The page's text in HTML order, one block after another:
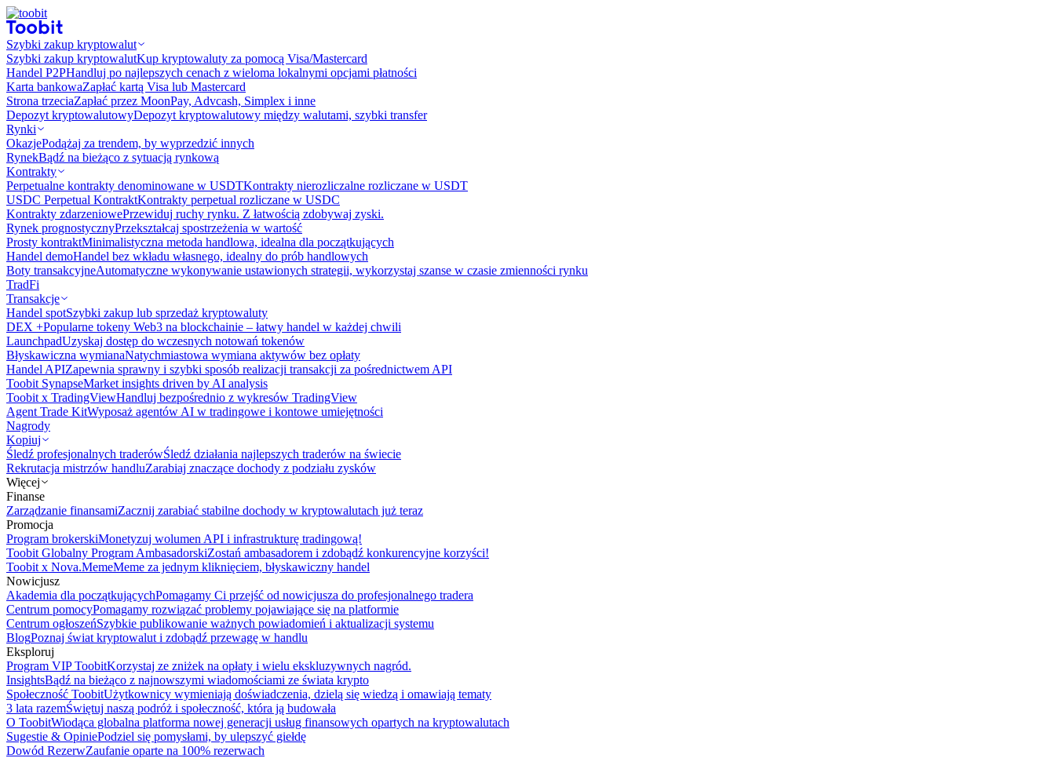
Szybki zakup kryptowalut
Szybki zakup kryptowalutKup kryptowaluty za pomocą Visa/Mastercard
Handel P2PHandluj po najlepszych cenach z wieloma lokalnymi opcjami płatności
Karta bankowaZapłać kartą Visa lub Mastercard
Strona trzeciaZapłać przez MoonPay, Advcash, Simplex i inne
Depozyt kryptowalutowyDepozyt kryptowalutowy między walutami, szybki transfer
Rynki
OkazjePodążaj za trendem, by wyprzedzić innych
RynekBądź na bieżąco z sytuacją rynkową
Kontrakty
Perpetualne kontrakty denominowane w USDTKontrakty nierozliczalne rozliczane w USDT
USDC Perpetual KontraktKontrakty perpetual rozliczane w USDC
Kontrakty zdarzeniowePrzewiduj ruchy rynku. Z łatwością zdobywaj zyski.
Rynek prognostyczny​​Przekształcaj spostrzeżenia w wartość
Prosty kontraktMinimalistyczna metoda handlowa, idealna dla początkujących
Handel demoHandel bez wkładu własnego, idealny do prób handlowych
Boty transakcyjneAutomatyczne wykonywanie ustawionych strategii, wykorzystaj szanse w czasie zmienności rynku
TradFi
Transakcje
Handel spotSzybki zakup lub sprzedaż kryptowaluty
DEX +Popularne tokeny Web3 na blockchainie – łatwy handel w każdej chwili
LaunchpadUzyskaj dostęp do wczesnych notowań tokenów
Błyskawiczna wymianaNatychmiastowa wymiana aktywów bez opłaty
Handel APIZapewnia sprawny i szybki sposób realizacji transakcji za pośrednictwem API
Toobit SynapseMarket insights driven by AI analysis
Toobit x TradingViewHandluj bezpośrednio z wykresów TradingView
Agent Trade KitWyposaż agentów AI w tradingowe i kontowe umiejętności
Nagrody
Kopiuj
Śledź profesjonalnych traderówŚledź działania najlepszych traderów na świecie
Rekrutacja mistrzów handluZarabiaj znaczące dochody z podziału zysków
Więcej
Finanse
Zarządzanie finansamiZacznij zarabiać stabilne dochody w kryptowalutach już teraz
Promocja
Program brokerskiMonetyzuj wolumen API i infrastrukturę tradingową!
Toobit Globalny Program AmbasadorskiZostań ambasadorem i zdobądź konkurencyjne korzyści!
Toobit x Nova.MemeMeme za jednym kliknięciem, błyskawiczny handel
Nowicjusz
Akademia dla początkującychPomagamy Ci przejść od nowicjusza do profesjonalnego tradera
Centrum pomocyPomagamy rozwiązać problemy pojawiające się na platformie
Centrum ogłoszeńSzybkie publikowanie ważnych powiadomień i aktualizacji systemu
BlogPoznaj świat kryptowalut i zdobądź przewagę w handlu
Eksploruj
Program VIP ToobitKorzystaj ze zniżek na opłaty i wielu ekskluzywnych nagród.
InsightsBądź na bieżąco z najnowszymi wiadomościami ze świata krypto
Społeczność ToobitUżytkownicy wymieniają doświadczenia, dzielą się wiedzą i omawiają tematy
3 lata razemŚwiętuj naszą podróż i społeczność, która ją budowała
O ToobitWiodąca globalna platforma nowej generacji usług finansowych opartych na kryptowalutach
Sugestie & OpiniePodziel się pomysłami, by ulepszyć giełdę
Dowód RezerwZaufanie oparte na 100% rezerwach